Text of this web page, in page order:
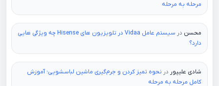
مرحله به مرحله
محسن در
سیستم عامل Vidaa در تلویزیون های Hisense چه ویژگی هایی
دارد؟
شادی علیپور در نحوه تمیز کردن و جرم‌گیری ماشین لباسشویی؛ آموزش
کامل مرحله به مرحله